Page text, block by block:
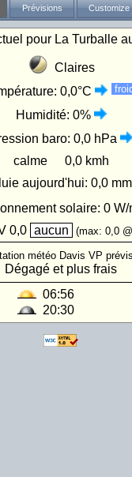
Prévisions Customize
pour La Turballe
Claires
0,0°C
Humidité: 0%
baro: 0,0 hPa
calme
0,0 kmh
aujourd'hui: 0,0 mm
solaire: 0 W/
0,0 aucun (max: 0,0
météo Davis VP
Dégagé et plus frais
06:56
20:30